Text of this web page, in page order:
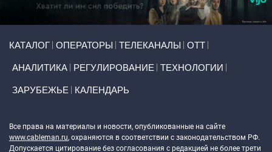
КАТАЛОГ ОПЕРАТОРЫ ТЕЛЕКАНАЛЫ ОТТ
АНАЛИТИКА РЕГУЛИРОВАНИЕ ТЕХНОЛОГИИ
ЗАРУБЕЖЬЕ КАЛЕНДАРЬ
Все права на материалы и новости, опубликованные на сайте
www.cableman.ru, охраняются в соответствии с законодательством РФ.
Допускается цитирование без согласования с редакцией не более трети